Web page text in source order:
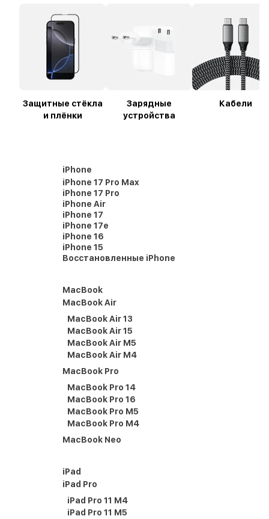
Защитные стёкла
и плёнки
Зарядные
устройства
Кабели
iPhone
iPhone 17 Pro Max
iPhone 17 Pro
iPhone Air
iPhone 17
iPhone 17e
iPhone 16
iPhone 15
Восстановленные iPhone
MacBook
MacBook Air
MacBook Air 13
MacBook Air 15
MacBook Air M5
MacBook Air M4
MacBook Pro
MacBook Pro 14
MacBook Pro 16
MacBook Pro M5
MacBook Pro M4
MacBook Neo
iPad
iPad Pro
iPad Pro 11 M4
iPad Pro 11 M5